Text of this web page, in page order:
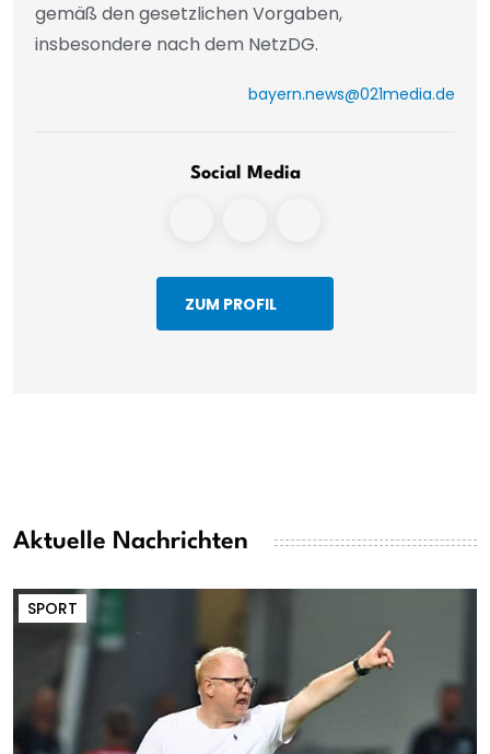
gemäß den gesetzlichen Vorgaben,
insbesondere nach dem NetzDG.
bayern.news@021media.de
Social Media
ZUM PROFIL
Aktuelle Nachrichten
SPORT